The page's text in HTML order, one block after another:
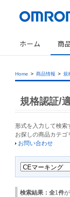
ホーム 商
Home > 商品情報 > 規
規格認証/
形式を入力して検索
お探しの商品カテ
お問い合わせ
検索結果：全1 件